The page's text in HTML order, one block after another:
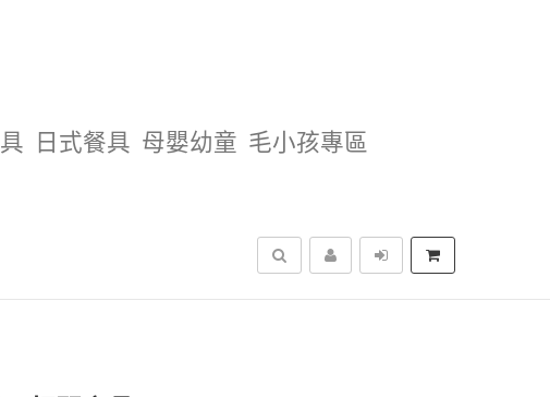
日式餐具 母嬰幼童 毛小孩專區
搜尋